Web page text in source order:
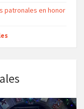
patronales en honor